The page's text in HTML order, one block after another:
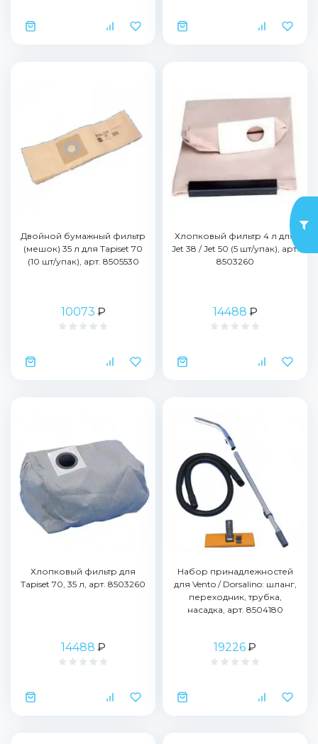
Двойной бумажный фильтр
(мешок) 35 л для Tapiset 70
(10 шт/упак), арт. 8505530
10073 ₽
Хлопковый фильтр 4 л для
Jet 38 / Jet 50 (5 шт/упак), арт.
8503260
14488 ₽
Хлопковый фильтр для
Tapiset 70, 35 л, арт. 8503260
14488 ₽
Набор принадлежностей
для Vento / Dorsalino: шланг,
переходник, трубка,
насадка, арт. 8504180
19226₽